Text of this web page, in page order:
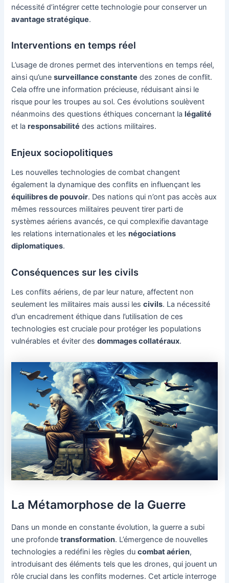
nécessité d’intégrer cette technologie pour conserver un
avantage stratégique.
Interventions en temps réel
L’usage de drones permet des interventions en temps réel,
ainsi qu’unesurveillance constante des zones de conflit.
Cela offre une information précieuse, réduisant ainsi le
risque pour les troupes au sol. Ces évolutions soulèvent
néanmoins des questions éthiques concernant la légalité
et laresponsabilité des actions militaires.
Enjeux sociopolitiques
Les nouvelles technologies de combat changent
également la dynamique des conflits en influençant les
équilibres de pouvoir. Des nations qui n’ont pas accès aux
mêmes ressources militaires peuvent tirer parti de
systèmes aériens avancés, ce qui complexifie davantage
les relations internationales et lesnégociations
diplomatiques.
Conséquences sur les civils
Les conflits aériens, de par leur nature, affectent non
seulement les militaires mais aussi lescivils. La nécessité
d’un encadrement éthique dans l’utilisation de ces
technologies est cruciale pour protéger les populations
vulnérables et éviter desdommages collatéraux.
La Métamorphose de la Guerre
Dans un monde en constante évolution, la guerre a subi
une profondetransformation. L’émergence de nouvelles
technologies a redéfini les règles ducombat aérien,
introduisant des éléments tels que les drones, qui jouent un
rôle crucial dans les conflits modernes. Cet article interroge